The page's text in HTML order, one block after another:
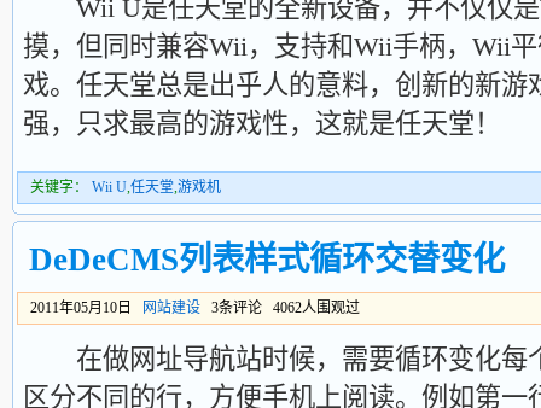
Wii U是任天堂的全新设备，并不仅仅是
摸，但同时兼容Wii，支持和Wii手柄，Wii
戏。任天堂总是出乎人的意料，创新的新游
强，只求最高的游戏性，这就是任天堂！
关键字： Wii U,任天堂,游戏机
DeDeCMS列表样式循环交替变化
2011年05月10日 网站建设 3条评论 4062人围观过
在做网址导航站时候，需要循环变化每
区分不同的行，方便手机上阅读。例如第